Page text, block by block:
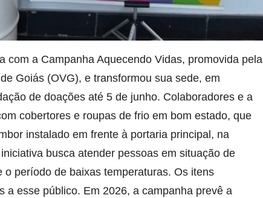
com a Campanha Aquecendo Vidas, promovida pela
Goiás (OVG), e transformou sua sede, em
de doações até 5 de junho. Colaboradores e a
cobertores e roupas de frio em bom estado, que
instalado em frente à portaria principal, na
busca atender pessoas em situação de
o período de baixas temperaturas. Os itens
a esse público. Em 2026, a campanha prevê a